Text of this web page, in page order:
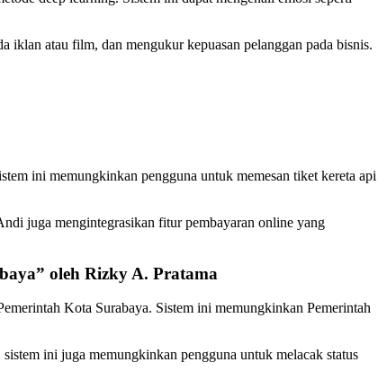
iklan atau film, dan mengukur kepuasan pelanggan pada bisnis.
ini memungkinkan pengguna untuk memesan tiket kereta api
juga mengintegrasikan fitur pembayaran online yang
oleh Rizky A. Pratama
Kota Surabaya. Sistem ini memungkinkan Pemerintah
ini juga memungkinkan pengguna untuk melacak status